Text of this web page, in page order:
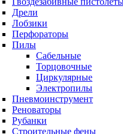
Дрели
Лобзики
Перфораторы
Пилы
Сабельные
Торцовочные
Циркулярные
Электропилы
Пневмоинструмент
Реноваторы
Рубанки
Строительные фены